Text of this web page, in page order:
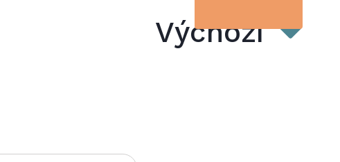
Výchozí